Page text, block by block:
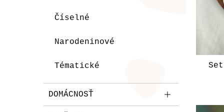
Číselné
Narodeninové
Tématické
DOMÁCNOSŤ